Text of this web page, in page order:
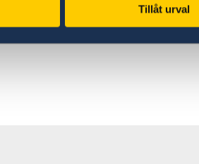
Tillåt urval